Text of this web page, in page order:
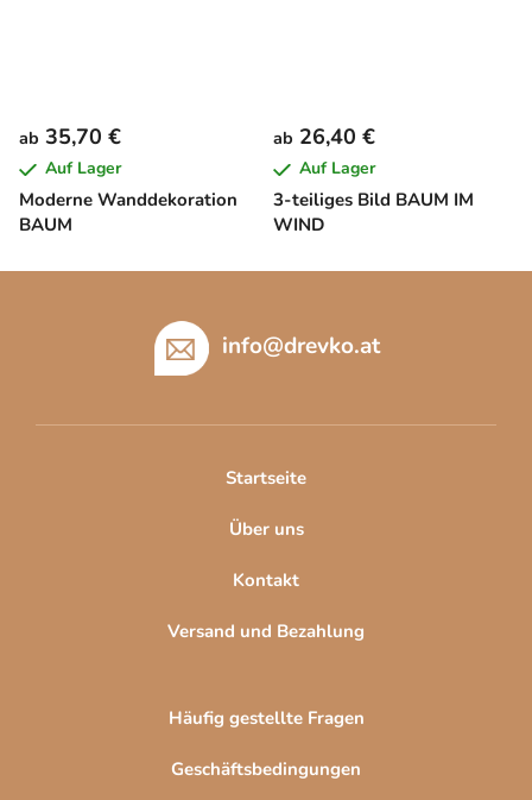
Moderne Wanddekoration
BAUM
ab 35,70 €
Auf Lager
3-teiliges Bild BAUM IM
WIND
ab 26,40 €
Auf Lager
info@drevko.at
Startseite
Über uns
Kontakt
Versand und Bezahlung
Häufig gestellte Fragen
Geschäftsbedingungen